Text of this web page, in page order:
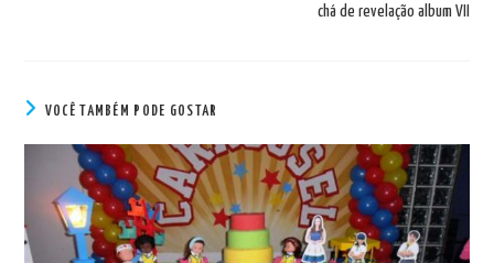
chá de revelação album VII
VOCÊ TAMBÉM PODE GOSTAR